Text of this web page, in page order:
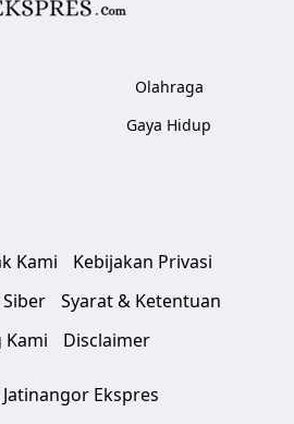
Olahraga
Gaya Hidup
Kami
Kebijakan Privasi
Syarat & Ketentuan
Kami
Disclaimer
Ekspres